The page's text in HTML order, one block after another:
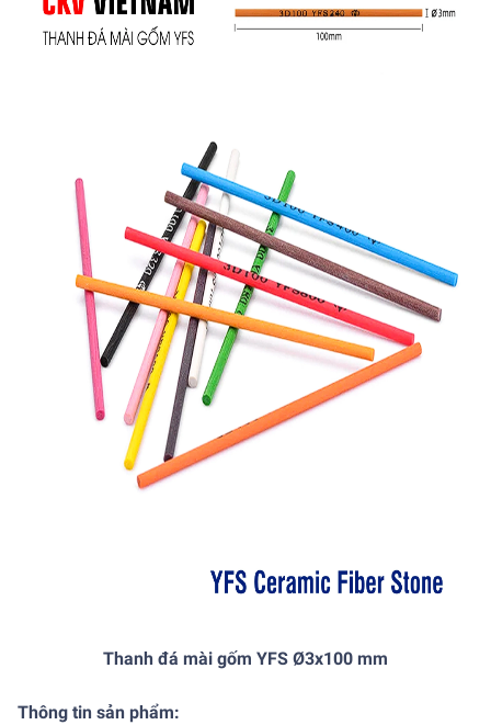
Thanh đá mài gốm YFS Ø3x100 mm
Thông tin sản phẩm: